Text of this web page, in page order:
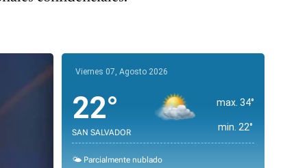
Viernes 07, Agosto 2026
22°
SAN SALVADOR
max. 34°
min. 22°
🌤️ Parcialmente nublado